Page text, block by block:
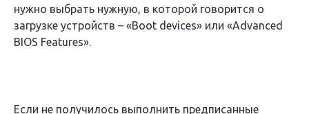
нужно выбрать нужную, в которой говорится о
загрузке устройств – «Boot devices» или «Advanced
BIOS Features».
Если не получилось выполнить предписанные